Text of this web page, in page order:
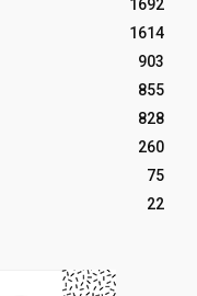
1692
1614
903
855
828
260
75
22